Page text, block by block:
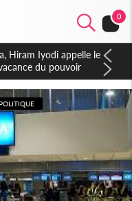
0
RDA, Lessiehi bannit
POLITIQUE